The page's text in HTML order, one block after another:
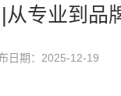
从专业到品
日期：2025-12-19